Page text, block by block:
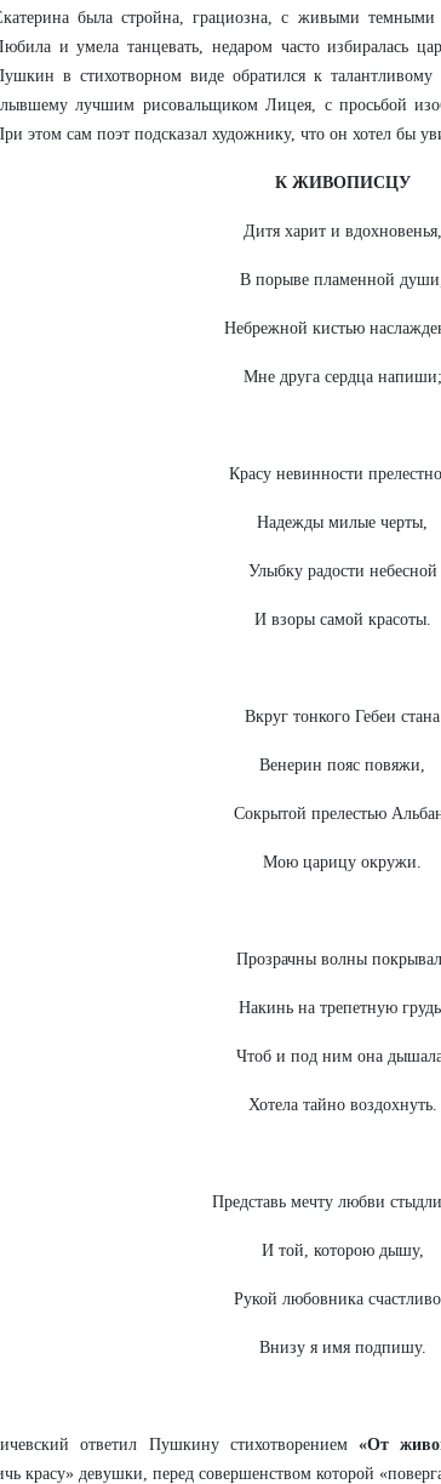
была стройна, грациозна, с живыми темными
и умела танцевать, недаром часто избиралась
в стихотворном виде обратился к
лучшим рисовальщиком Лицея, с просьбой
этом сам поэт подсказал художнику, что он хотел бы
К ЖИВОПИСЦУ
Дитя харит и вдохновенья,
В порыве пламенной
Небрежной кистью
Мне друга сердца напиши;
Красу невинности
Надежды милые черты,
Улыбку радости небесной
И взоры самой красоты.
Вкруг тонкого Гебеи стана
Венерин пояс повяжи,
Сокрытой прелестью
Мою царицу окружи.
Прозрачны волны
Накинь на трепетную
Чтоб и под ним она
Хотела тайно воздохнуть.
Представь мечту любви
И той, которою дышу,
Рукой любовника
Внизу я имя подпишу.
ответил Пушкину стихотворением «От
красу» девушки, перед совершенством которой